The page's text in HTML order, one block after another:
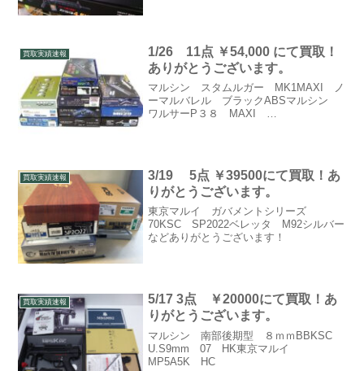
買取実績速報
1/26 11点 ￥54,000 にて買取！
ありがとうございます。
マルシン スタムルガー MK1MAXI ノ
ーマルバレル ブラックABSマルシン
ワルサーP３８ MAXI
買取実績速報
3/19 5点 ￥39500にて買取！あ
りがとうございます。
東京マルイ ガバメントシリーズ
70KSC SP2022ベレッタ M92シルバー
などありがとうございます！
買取実績速報
5/17 3点 ￥20000にて買取！あ
りがとうございます。
マルシン 南部後期型 ８ｍｍBBKSC
U.S9mm 07 HK東京マルイ
MP5A5K HC